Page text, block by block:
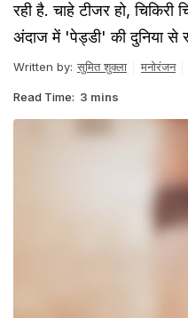
रही है. चाहे टीजर हो, चिकिरी
अंदाज में 'पेड्डी' की दुनिया से
Written by: सुमित शुक्ला मनोरंजन
Read Time: 3 mins